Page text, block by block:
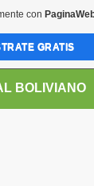
BOLIVIANO
con
GRATIS